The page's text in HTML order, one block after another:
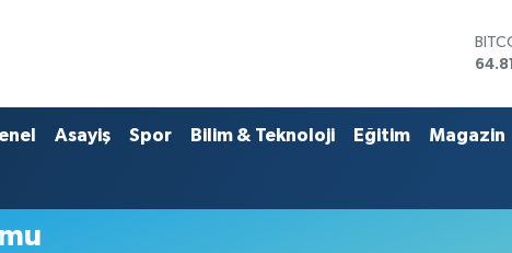
EURO
Asayiş Spor Bilim & Teknoloji Eğitim Magazin